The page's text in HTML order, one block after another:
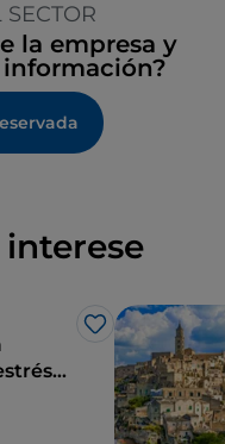
la empresa y
Me gusta